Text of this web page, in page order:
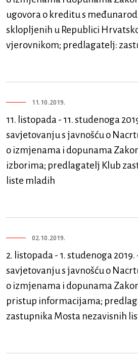
ugovora o kreditu s
sklopljenih u Republici
vjerovnikom; predlagatelj:
11.10.2019.
11. listopada - 11. studenoga
savjetovanju s javnošću o
o izmjenama i dopunama
izborima; predlagatelj Klub
liste mladih
02.10.2019.
2. listopada - 1. studenoga
savjetovanju s javnošću o
o izmjenama i dopunama
pristup informacijama;
zastupnika Mosta nezavisnih